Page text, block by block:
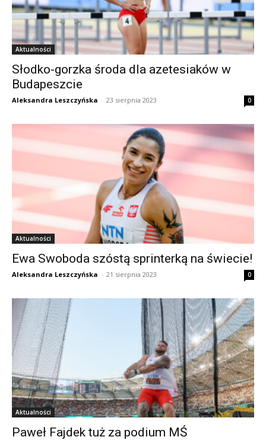
Aktualności
Słodko-gorzka środa dla azetesiaków w
Budapeszcie
Aleksandra Leszczyńska - 23 sierpnia 2023 0
Aktualności
Ewa Swoboda szóstą sprinterką na świecie!
Aleksandra Leszczyńska - 21 sierpnia 2023 0
Aktualności
Paweł Fajdek tuż za podium MŚ